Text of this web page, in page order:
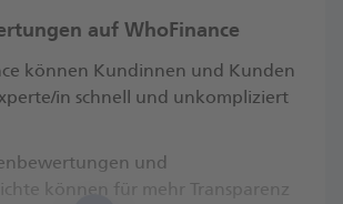
auf WhoFinance
können Kundinnen und Kunden
in schnell und unkompliziert
und
können für mehr Transparenz